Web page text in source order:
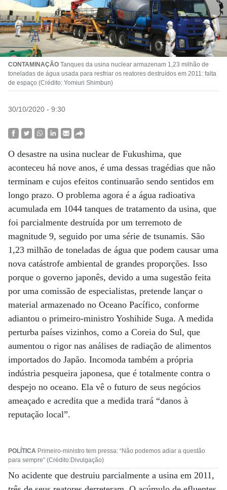
CONTAMINAÇÃO Tanques da usina nuclear armazenam 1,23 milhão de
toneladas de água usada para resfriar os reatores destruídos em 2011: falta
de espaço (Crédito: Yomiuri Shimbun)
30/10/2020 - 9:30
O desastre na usina nuclear de Fukushima, que
aconteceu há nove anos, é uma dessas tragédias que não
terminam e cujos efeitos continuarão sendo sentidos em
longo prazo. O problema agora é a água radioativa
acumulada em 1044 tanques de tratamento da usina, que
foi parcialmente destruída por um terremoto de
magnitude 9, seguido por uma série de tsunamis. São
1,23 milhão de toneladas de água que podem causar uma
nova catástrofe ambiental de grandes proporções. Isso
porque o governo japonês, devido a uma sugestão feita
por uma comissão de especialistas, pretende lançar o
material armazenado no Oceano Pacífico, conforme
adiantou o primeiro-ministro Yoshihide Suga. A medida
perturba países vizinhos, como a Coreia do Sul, que
aumentou o rigor nas análises de radiação de alimentos
importados do Japão. Incomoda também a própria
indústria pesqueira japonesa, que é totalmente contra o
despejo no oceano. Ela vê o futuro de seus negócios
ameaçado e acredita que a medida trará “danos à
reputação local”.
POLÍTICA Primeiro-ministro tem pressa: “Não podemos adiar a questão
para sempre” (Crédito:Divulgação)
No acidente que destruiu parcialmente a usina em 2011,